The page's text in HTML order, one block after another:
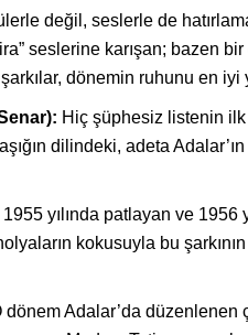
değil, seslerle de
seslerine karışan; bazen
dönemin ruhunu en iyi
Hiç şüphesiz listenin ilk
dilindeki, adeta
yılında patlayan ve 1956
kokusuyla bu
dönem Adalar’da düzenlenen